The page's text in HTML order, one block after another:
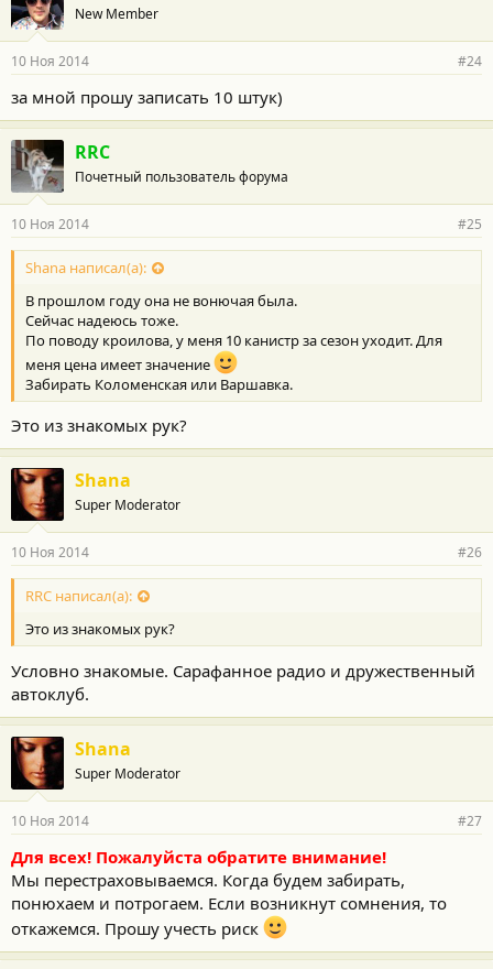
New Member
10 Ноя 2014 #24
за мной прошу записать 10 штук)
RRC
Почетный пользователь форума
10 Ноя 2014 #25
Shana написал(а):
В прошлом году она не вонючая была.
Сейчас надеюсь тоже.
По поводу кроилова, у меня 10 канистр за сезон уходит. Для
меня цена имеет значение
Забирать Коломенская или Варшавка.
Это из знакомых рук?
Shana
Super Moderator
10 Ноя 2014 #26
RRC написал(а):
Это из знакомых рук?
Условно знакомые. Сарафанное радио и дружественный
автоклуб.
Shana
Super Moderator
10 Ноя 2014 #27
Для всех! Пожалуйста обратите внимание!
Мы перестраховываемся. Когда будем забирать,
понюхаем и потрогаем. Если возникнут сомнения, то
откажемся. Прошу учесть риск